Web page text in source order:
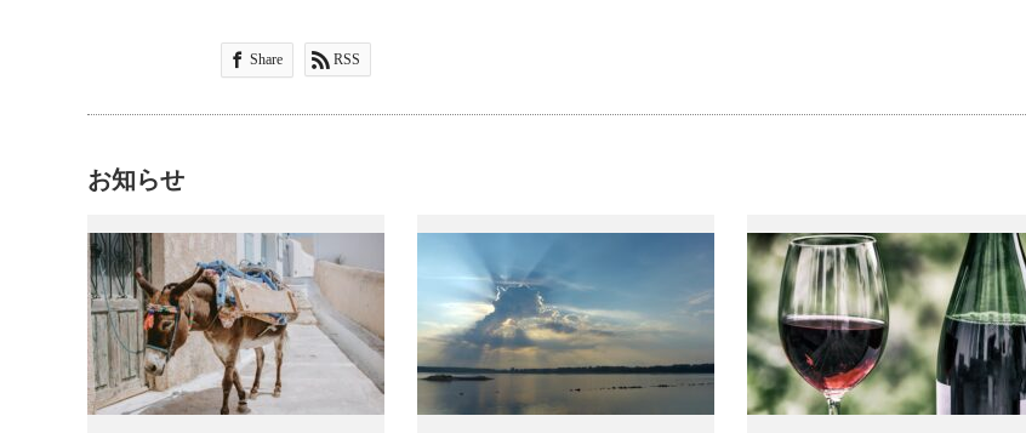
Share RSS
お知らせ